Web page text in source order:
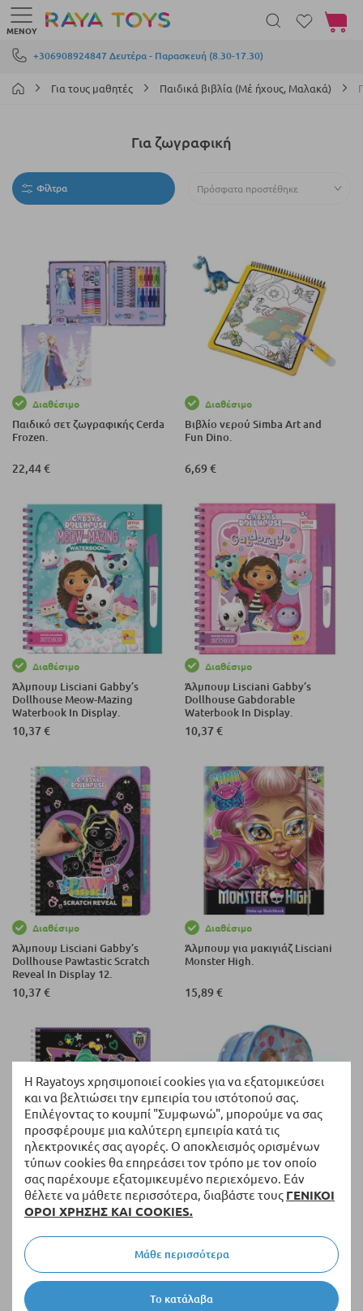
Η Rayatoys χρησιμοποιεί cookies για να εξατομικεύσει
και να βελτιώσει την εμπειρία του ιστότοπού σας.
Επιλέγοντας το κουμπί "Συμφωνώ", μπορούμε να σας
προσφέρουμε μια καλύτερη εμπειρία κατά τις
ηλεκτρονικές σας αγορές. Ο αποκλεισμός ορισμένων
τύπων cookies θα επηρεάσει τον τρόπο με τον οποίο
σας παρέχουμε εξατομικευμένο περιεχόμενο. Εάν
θέλετε να μάθετε περισσότερα, διαβάστε τους ΓΕΝΙΚΟΙ
ΟΡΟΙ ΧΡΗΣΗΣ ΚΑΙ COOKIES.
Το κατάλαβα
Μάθε περισσότερα
Μετάβαση στο περιεχόμενο
+306908924847 Δευτέρα - Παρασκευή (8.30-17.30)
ΜΕΝΟΎ
Το
Για τους μαθητές Παιδικά βιβλία (Μέ ήχους, Μαλακά)
Για ζωγραφική
Φίλτρα
Διαθέσιμο
Παιδικό σετ ζωγραφικής Cerda
Frozen.
22,44 €
Διαθέσιμο
Βιβλίο νερού Simba Art and
Fun Dino.
6,69 €
Διαθέσιμο
Άλμπουμ Lisciani Gabby’s
Dollhouse Meow-Mazing
Waterbook In Display.
10,37 €
Διαθέσιμο
Άλμπουμ Lisciani Gabby’s
Dollhouse Gabdorable
Waterbook In Display.
10,37 €
Διαθέσιμο
Άλμπουμ Lisciani Gabby’s
Dollhouse Pawtastic Scratch
Reveal In Display 12.
10,37 €
Διαθέσιμο
Άλμπουμ για μακιγιάζ Lisciani
Monster High.
15,89 €
Διαθέσιμο
Άλμπουμ σκίτσων Lisciani
10,37 €
Διαθέσιμο
Σετ ζωγραφικής και
σε σακίδιο.
22,03 €